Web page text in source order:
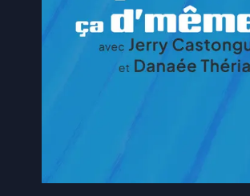
5 août 2026|Les
5 août 2026|